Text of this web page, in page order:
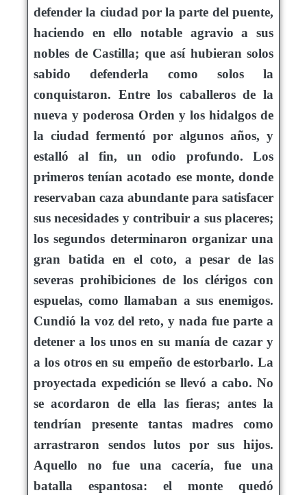
defender la ciudad por la parte del puente,
haciendo en ello notable agravio a sus
nobles de Castilla; que así hubieran solos
sabido defenderla como solos la
conquistaron. Entre los caballeros de la
nueva y poderosa Orden y los hidalgos de
la ciudad fermentó por algunos años, y
estalló al fin, un odio profundo. Los
primeros tenían acotado ese monte, donde
reservaban caza abundante para satisfacer
sus necesidades y contribuir a sus placeres;
los segundos determinaron organizar una
gran batida en el coto, a pesar de las
severas prohibiciones de los clérigos con
espuelas, como llamaban a sus enemigos.
Cundió la voz del reto, y nada fue parte a
detener a los unos en su manía de cazar y
a los otros en su empeño de estorbarlo. La
proyectada expedición se llevó a cabo. No
se acordaron de ella las fieras; antes la
tendrían presente tantas madres como
arrastraron sendos lutos por sus hijos.
Aquello no fue una cacería, fue una
batalla espantosa: el monte quedó